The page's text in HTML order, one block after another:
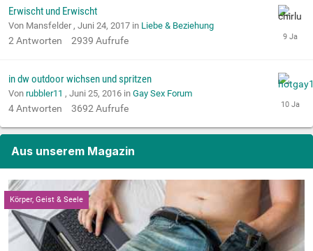
Erwischt und Erwischt
Von Mansfelder , Juni 24, 2017 in Liebe & Beziehung
2 Antworten 2939 Aufrufe
in dw outdoor wichsen und spritzen
Von rubbler11 , Juni 25, 2016 in Gay Sex Forum
4Antworten 3692 Aufrufe
Aus unserem Magazin
Körper, Geist & Seele